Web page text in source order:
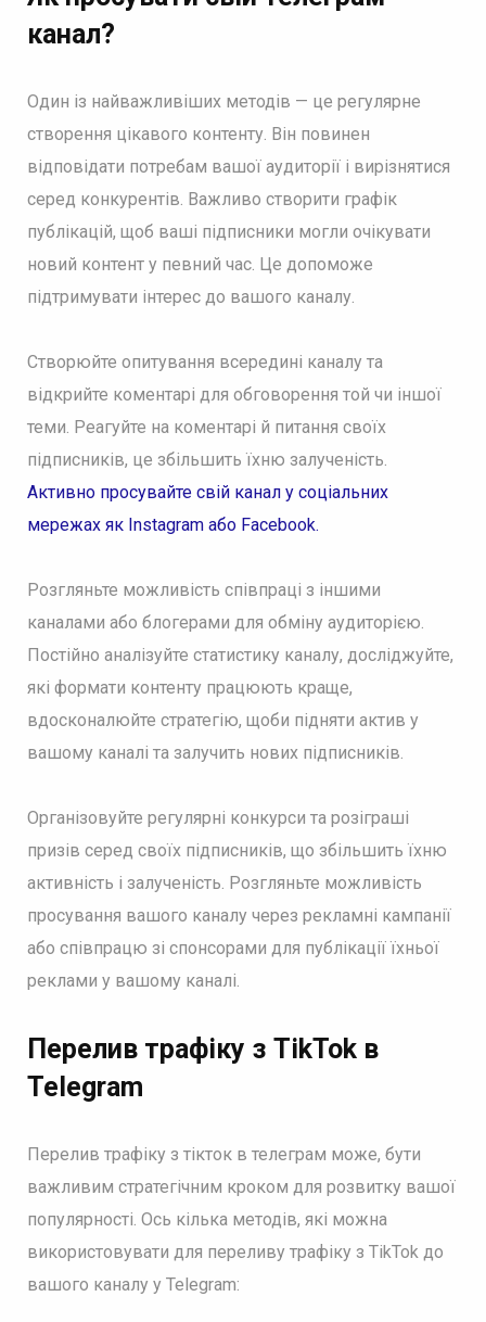
канал?
Один із найважливіших методів — це регулярне
створення цікавого контенту. Він повинен
відповідати потребам вашої аудиторії і вирізнятися
серед конкурентів. Важливо створити графік
публікацій, щоб ваші підписники могли очікувати
новий контент у певний час. Це допоможе
підтримувати інтерес до вашого каналу.
Створюйте опитування всередині каналу та
відкрийте коментарі для обговорення той чи іншої
теми. Реагуйте на коментарі й питання своїх
підписників, це збільшить їхню залученість.
Активно просувайте свій канал у соціальних
мережах як Instagram або Facebook.
Розгляньте можливість співпраці з іншими
каналами або блогерами для обміну аудиторією.
Постійно аналізуйте статистику каналу, досліджуйте,
які формати контенту працюють краще,
вдосконалюйте стратегію, щоби підняти актив у
вашому каналі та залучить нових підписників.
Організовуйте регулярні конкурси та розіграші
призів серед своїх підписників, що збільшить їхню
активність і залученість. Розгляньте можливість
просування вашого каналу через рекламні кампанії
або співпрацю зі спонсорами для публікації їхньої
реклами у вашому каналі.
Перелив трафіку з TikTok в
Telegram
Перелив трафіку з тікток в телеграм може, бути
важливим стратегічним кроком для розвитку вашої
популярності. Ось кілька методів, які можна
використовувати для переливу трафіку з TikTok до
вашого каналу у Telegram: